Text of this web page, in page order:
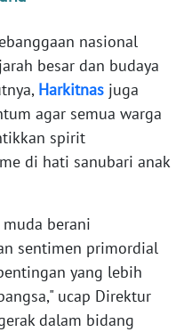
nasional
besar dan budaya
Harkitnas juga
agar semua warga
spirit
di hati sanubari anak
berani
sentimen primordial
yang lebih
ucap Direktur
dalam bidang